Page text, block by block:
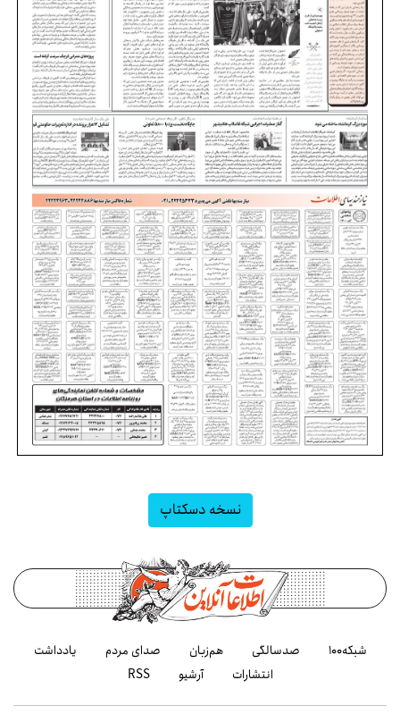
نسخه دسکتاپ
شبکه۱۰۰ صدسالگی هم‌زبان صدای مردم
یادداشت
انتشارات
آرشیو RSS